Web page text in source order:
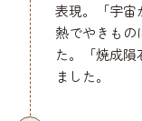
表現。「宇宙
熱でやきもの
た。「焼成
ました。